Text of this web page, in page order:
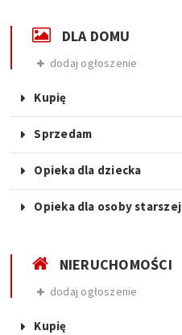
DLA DOMU
dodaj ogłoszenie
Kupię
Sprzedam
Opieka dla dziecka
Opieka dla osoby starszej
NIERUCHOMOŚCI
dodaj ogłoszenie
Kupię